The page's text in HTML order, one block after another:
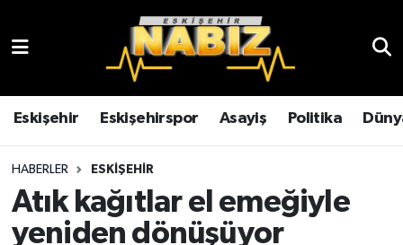
Eskişehir Eskişehirspor Asayiş Politika
HABERLER ESKIŞEHIR
Atık kağıtlar el emeğiyle
yeniden dönüşüyor
Çevre
Eğitim
Eskişehir Hava Durumu
Eskişehir Trafik Yoğunluk Haritası
TFF 3.Lig 4.Grup Puan Durumu ve Fikstür
Tüm Manşetler